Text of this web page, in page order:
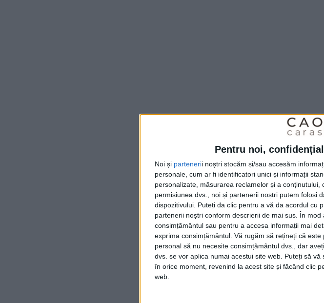
Pentru noi,
Noi și partenerii noștri stocăm și/sau accesăm
personale, cum ar fi identificatori unici și informații
personalizate, măsurarea reclamelor și a conținutului,
permisiunea dvs., noi și partenerii noștri putem folosi
dispozitivului. Puteți da clic pentru a vă da acordul cu
partenerii noștri conform descrierii de mai sus. În
consimțământul sau pentru a accesa informații mai
exprima consimțământul. Vă rugăm să rețineți că
personal să nu necesite consimțământul dvs., dar
dvs. se vor aplica numai acestui site web. Puteți să
în orice moment, revenind la acest site și făcând clic
web.